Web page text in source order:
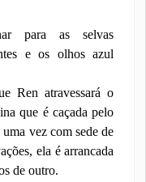
para as selvas
e os olhos azul
Ren atravessará o
que é caçada pelo
vez com sede de
ela é arrancada
de outro.